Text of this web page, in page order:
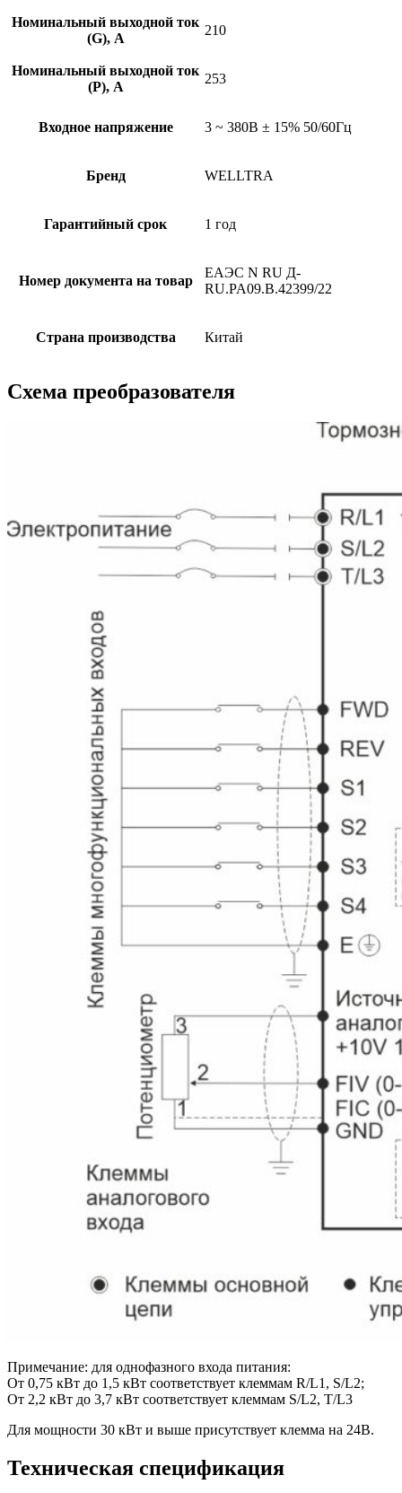
Номинальный выходной ток
(G), A
210
Номинальный выходной ток
(P), A
253
Входное напряжение 3 ~ 380B ± 15% 50/60Гц
Бренд WELLTRA
Гарантийный срок 1 год
Номер документа на товар
ЕАЭС N RU Д-
RU.PA09.B.42399/22
Страна производства Китай
Схема преобразователя
Примечание: для однофазного входа питания:
От 0,75 кВт до 1,5 кВт соответствует клеммам R/L1, S/L2;
От 2,2 кВт до 3,7 кВт соответствует клеммам S/L2, T/L3
Для мощности 30 кВт и выше присутствует клемма на 24В.
Техническая спецификация